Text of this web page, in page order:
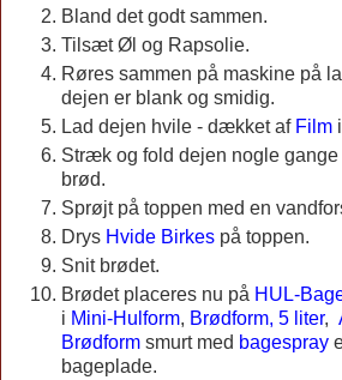
Bland det godt sammen.
Tilsæt Øl og Rapsolie.
Røres sammen på maskine på
dejen er blank og smidig.
Lad dejen hvile - dækket af Film
Stræk og fold dejen nogle gange
brød.
Sprøjt på toppen med en
Drys Hvide Birkes på toppen.
Snit brødet.
Brødet placeres nu på HUL-
i Mini-Hulform, Brødform, 5 liter,
Brødform smurt med bagespray
bageplade.